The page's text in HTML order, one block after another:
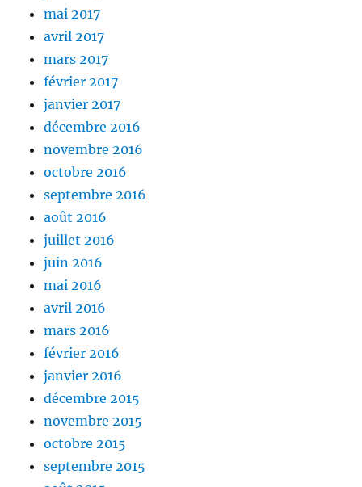
mai 2017
avril 2017
mars 2017
février 2017
janvier 2017
décembre 2016
novembre 2016
octobre 2016
septembre 2016
août 2016
juillet 2016
juin 2016
mai 2016
avril 2016
mars 2016
février 2016
janvier 2016
décembre 2015
novembre 2015
octobre 2015
septembre 2015